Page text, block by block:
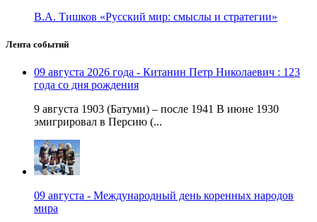
В.А. Тишков «Русский мир: смыслы и стратегии»
Лента событий
09 августа 2026 года - Китанин Петр Николаевич : 123
года со дня рождения
9 августа 1903 (Батуми) – после 1941 В июне 1930
эмигрировал в Персию (...
09 августа - Международный день коренных народов
мира